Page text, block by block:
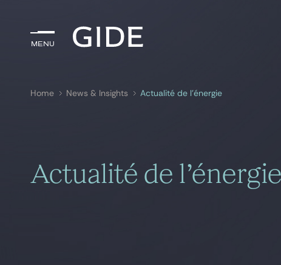
Menu
Menu
Home News & Insights Actualité de l’énergie
Actualité de l’énergie